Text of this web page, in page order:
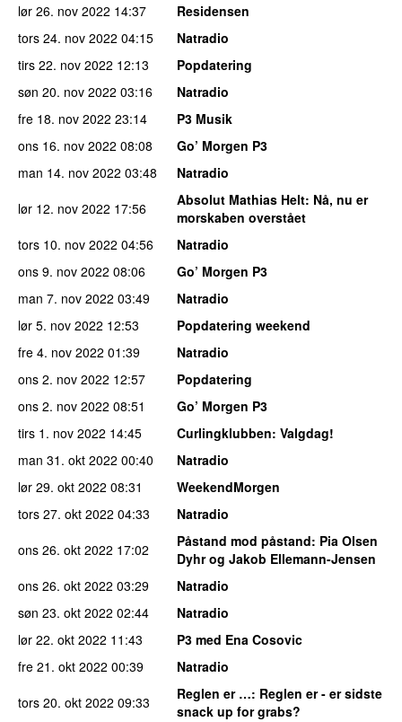
lør 26. nov 2022 14:37
Residensen
tors 24. nov 2022 04:15
Natradio
tirs 22. nov 2022 12:13
Popdatering
søn 20. nov 2022 03:16
Natradio
fre 18. nov 2022 23:14
P3 Musik
ons 16. nov 2022 08:08
Go’ Morgen P3
man 14. nov 2022 03:48
Natradio
lør 12. nov 2022 17:56 Absolut Mathias Helt: Nå, nu er
morskaben overstået
tors 10. nov 2022 04:56
Natradio
ons 9. nov 2022 08:06
Go’ Morgen P3
man 7. nov 2022 03:49
Natradio
lør 5. nov 2022 12:53
Popdatering weekend
fre 4. nov 2022 01:39
Natradio
ons 2. nov 2022 12:57
Popdatering
ons 2. nov 2022 08:51
Go’ Morgen P3
tirs 1. nov 2022 14:45 Curlingklubben: Valgdag!
man 31. okt 2022 00:40
Natradio
lør 29. okt 2022 08:31
WeekendMorgen
tors 27. okt 2022 04:33
Natradio
ons 26. okt 2022 17:02 Påstand mod påstand: Pia Olsen
Dyhr og Jakob Ellemann-Jensen
ons 26. okt 2022 03:29
Natradio
søn 23. okt 2022 02:44
Natradio
lør 22. okt 2022 11:43
P3 med Ena Cosovic
fre 21. okt 2022 00:39
Natradio
tors 20. okt 2022 09:33 Reglen er …: Reglen er - er sidste
snack up for grabs?